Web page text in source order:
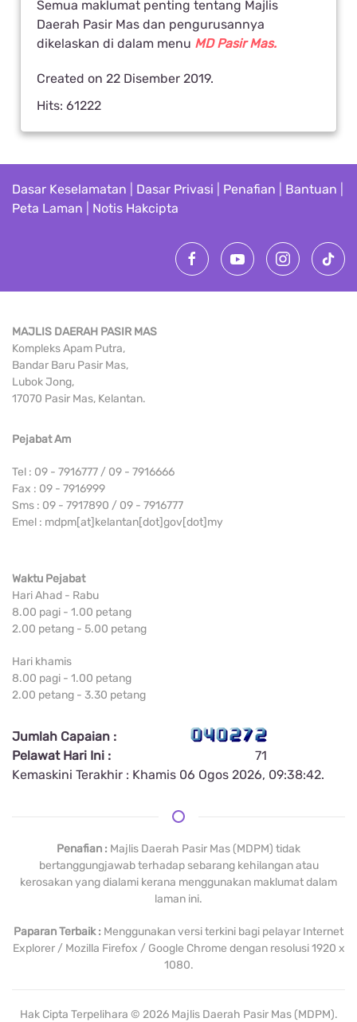
Semua maklumat penting tentang Majlis
Daerah Pasir Mas dan pengurusannya
dikelaskan di dalam menu MD Pasir Mas.
Created on22 Disember 2019.
Hits: 61222
Dasar Keselamatan Dasar Privasi Penafian Bantuan
Peta Laman
Notis Hakcipta
MAJLIS DAERAH PASIR MAS
Kompleks Apam Putra,
Bandar Baru Pasir Mas,
Lubok Jong,
17070 Pasir Mas, Kelantan.
Pejabat Am
Tel : 09 - 7916777 / 09 - 7916666
Fax : 09 - 7916999
Sms : 09 - 7917890 / 09 - 7916777
Emel : mdpm[at]kelantan[dot]gov[dot]my
Waktu Pejabat
Hari Ahad - Rabu
8.00 pagi - 1.00 petang
2.00 petang - 5.00 petang
Hari khamis
8.00 pagi - 1.00 petang
2.00 petang - 3.30 petang
Jumlah Capaian :
Pelawat Hari Ini :
71
Kemaskini Terakhir : Khamis 06 Ogos 2026, 09:38:42.
Penafian : Majlis Daerah Pasir Mas (MDPM) tidak
bertanggungjawab terhadap sebarang kehilangan atau
kerosakan yang dialami kerana menggunakan maklumat dalam
laman ini.
Paparan Terbaik : Menggunakan versi terkini bagi pelayar Internet
Explorer / Mozilla Firefox / Google Chrome dengan resolusi 1920 x
1080.
Hak Cipta Terpelihara © 2026Majlis Daerah Pasir Mas (MDPM).